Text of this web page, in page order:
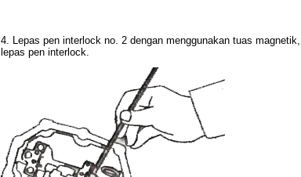
4. Lepas pen interlock no. 2 dengan menggunakan tuas magnetik,
lepas pen interlock.